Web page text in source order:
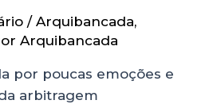
/ Arquibancada,
Arquibancada
por poucas emoções e
arbitragem